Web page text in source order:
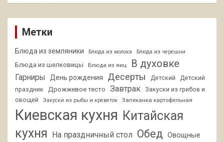
Метки
Блюда из земляники Блюда из молока Блюда из черешни
Блюда из шелковицы Блюда из яиц В духовке
Гарниры День рождения Десерты Детский
Детский
праздник
Дрожжевое тесто Завтрак
Закуски из грибов и
овощей
Закуски из рыбы и креветок Запеканка картофельная
Киевская кухня Китайская
кухня На праздничный стол Обед Овощные